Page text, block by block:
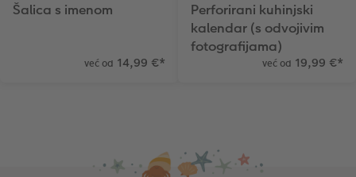
Šalica s imenom
već od 14,99 €*
Perforirani kuhinjski
kalendar (s odvojivim
fotografijama)
već od 19,99 €*